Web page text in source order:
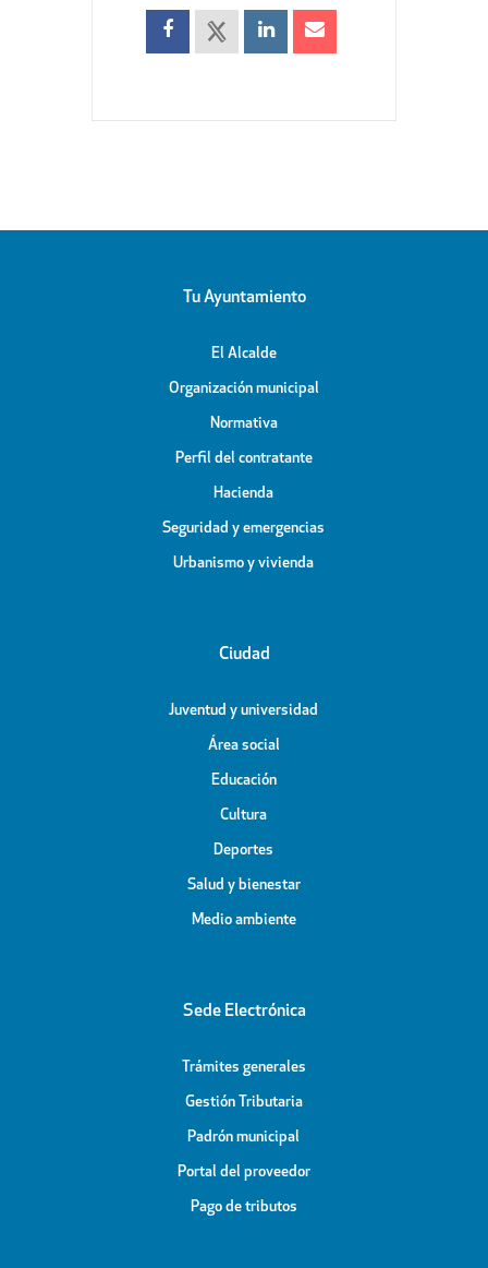
Tu Ayuntamiento
El Alcalde
Organización municipal
Normativa
Perfil del contratante
Hacienda
Seguridad y emergencias
Urbanismo y vivienda
Ciudad
Juventud y universidad
Área social
Educación
Cultura
Deportes
Salud y bienestar
Medio ambiente
Sede Electrónica
Trámites generales
Gestión Tributaria
Padrón municipal
Portal del proveedor
Pago de tributos